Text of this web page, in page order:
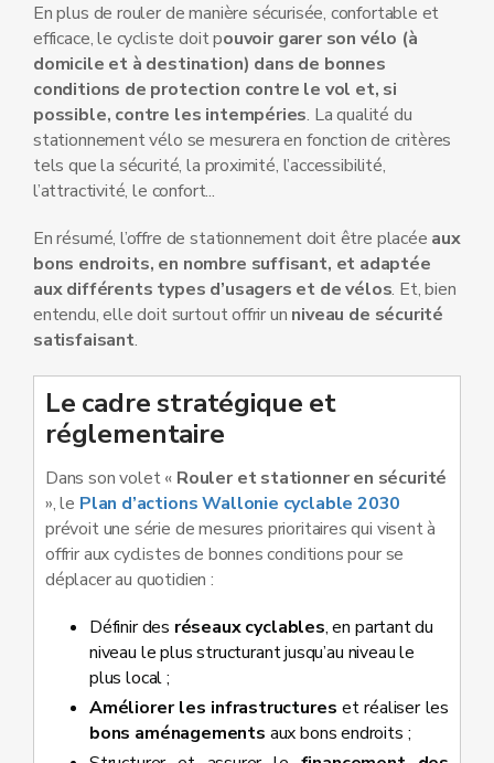
En plus de rouler de manière sécurisée, confortable et
efficace, le cycliste doit pouvoir garer son vélo (à
domicile et à destination) dans de bonnes
conditions de protection contre le vol et, si
possible, contre les intempéries. La qualité du
stationnement vélo se mesurera en fonction de critères
tels que la sécurité, la proximité, l’accessibilité,
l’attractivité, le confort...
En résumé, l’offre de stationnement doit être placée aux
bons endroits, en nombre suffisant, et adaptée
aux différents types d’usagers et de vélos. Et, bien
entendu, elle doit surtout offrir un niveau de sécurité
satisfaisant.
Le cadre stratégique et
réglementaire
Dans son volet « Rouler et stationner en sécurité
», le Plan d’actions Wallonie cyclable 2030
prévoit une série de mesures prioritaires qui visent à
offrir aux cyclistes de bonnes conditions pour se
déplacer au quotidien :
Définir des réseaux cyclables, en partant du
niveau le plus structurant jusqu’au niveau le
plus local ;
Améliorer les infrastructures et réaliser les
bons aménagements aux bons endroits ;